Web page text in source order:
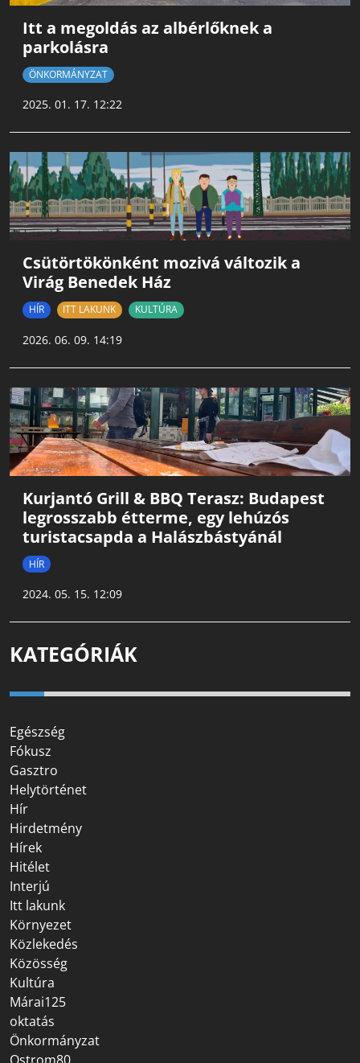
Itt a megoldás az albérlőknek a
parkolásra
ÖNKORMÁNYZAT
2025. 01. 17. 12:22
Csütörtökönként mozivá változik a
Virág Benedek Ház
HÍR ITT LAKUNK KULTÚRA
2026. 06. 09. 14:19
Kurjantó Grill & BBQ Terasz: Budapest
legrosszabb étterme, egy lehúzós
turistacsapda a Halászbástyánál
HÍR
2024. 05. 15. 12:09
KATEGÓRIÁK
Egészség
Fókusz
Gasztro
Helytörténet
Hír
Hirdetmény
Hírek
Hitélet
Interjú
Itt lakunk
Környezet
Közlekedés
Közösség
Kultúra
Márai125
oktatás
Önkormányzat